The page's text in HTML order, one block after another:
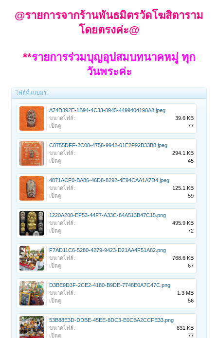
@รายการจากร้านพันธมิตรวัดโฆสิตาราม
โดยตรงค่ะ@
**รายการร่วมบุญอุปสมบทนาคหมู่ ทุก
วันพระค่ะ
ไฟล์ที่แนบมา:
A74D892E-1B94-4C33-8945-4499404190A8.jpeg
ขนาดไฟล์:
39.6 KB
เปิดดู:
77
C8755DFF-2C08-4758-9942-01E2F92B33B8.jpeg
ขนาดไฟล์:
294.1 KB
เปิดดู:
45
4871ACF0-BA86-46D8-8292-4E94CAA1A7D4.jpeg
ขนาดไฟล์:
125.1 KB
เปิดดู:
59
1220A200-EF53-44F7-A33C-84A513B47C15.png
ขนาดไฟล์:
495.9 KB
เปิดดู:
72
F7AD11C6-5280-4279-9423-D21AA4F51A82.png
ขนาดไฟล์:
768.6 KB
เปิดดู:
67
D3BE9D3F-2CE2-4180-B9DE-7748E0A7C47C.png
ขนาดไฟล์:
1.3 MB
เปิดดู:
56
53B88E3D-DDBE-45EE-8DC3-E0CBA2CCFE33.png
ขนาดไฟล์:
831 KB
เปิดดู:
77